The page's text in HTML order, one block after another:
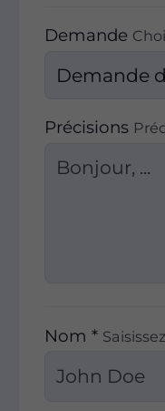
Demande
Précisions
Nom *